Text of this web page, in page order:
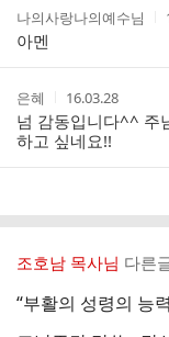
작
성
자
나의사랑나의예수님
아멘
작
성
자
은혜
작
성
시
간
16.03.28
넘 감동입니다^^ 주
하고 싶네요!!
조호남 목사님 다른
“부활의 성령의 능